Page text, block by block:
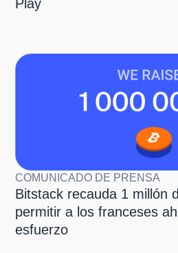
Play
COMUNICADO DE PRENSA
Bitstack recauda 1 millón
permitir a los franceses
esfuerzo